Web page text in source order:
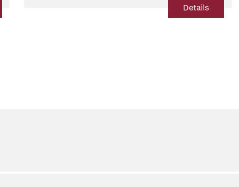
Details